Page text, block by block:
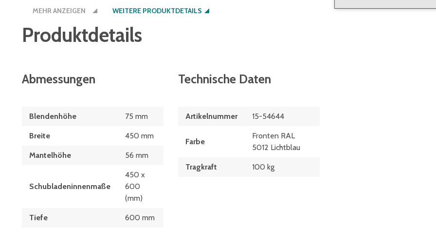
Schubladenschrankes entsprechen.
MEHR ANZEIGEN WEITERE PRODUKTDETAILS
Produktdetails
Abmessungen
Blendenhöhe 75 mm
Breite 450 mm
Mantelhöhe 56 mm
Schubladeninnenmaße
450 x
600
(mm)
Tiefe 600 mm
Technische Daten
Artikelnummer 15-54644
Farbe
Fronten RAL
5012 Lichtblau
Tragkraft 100 kg